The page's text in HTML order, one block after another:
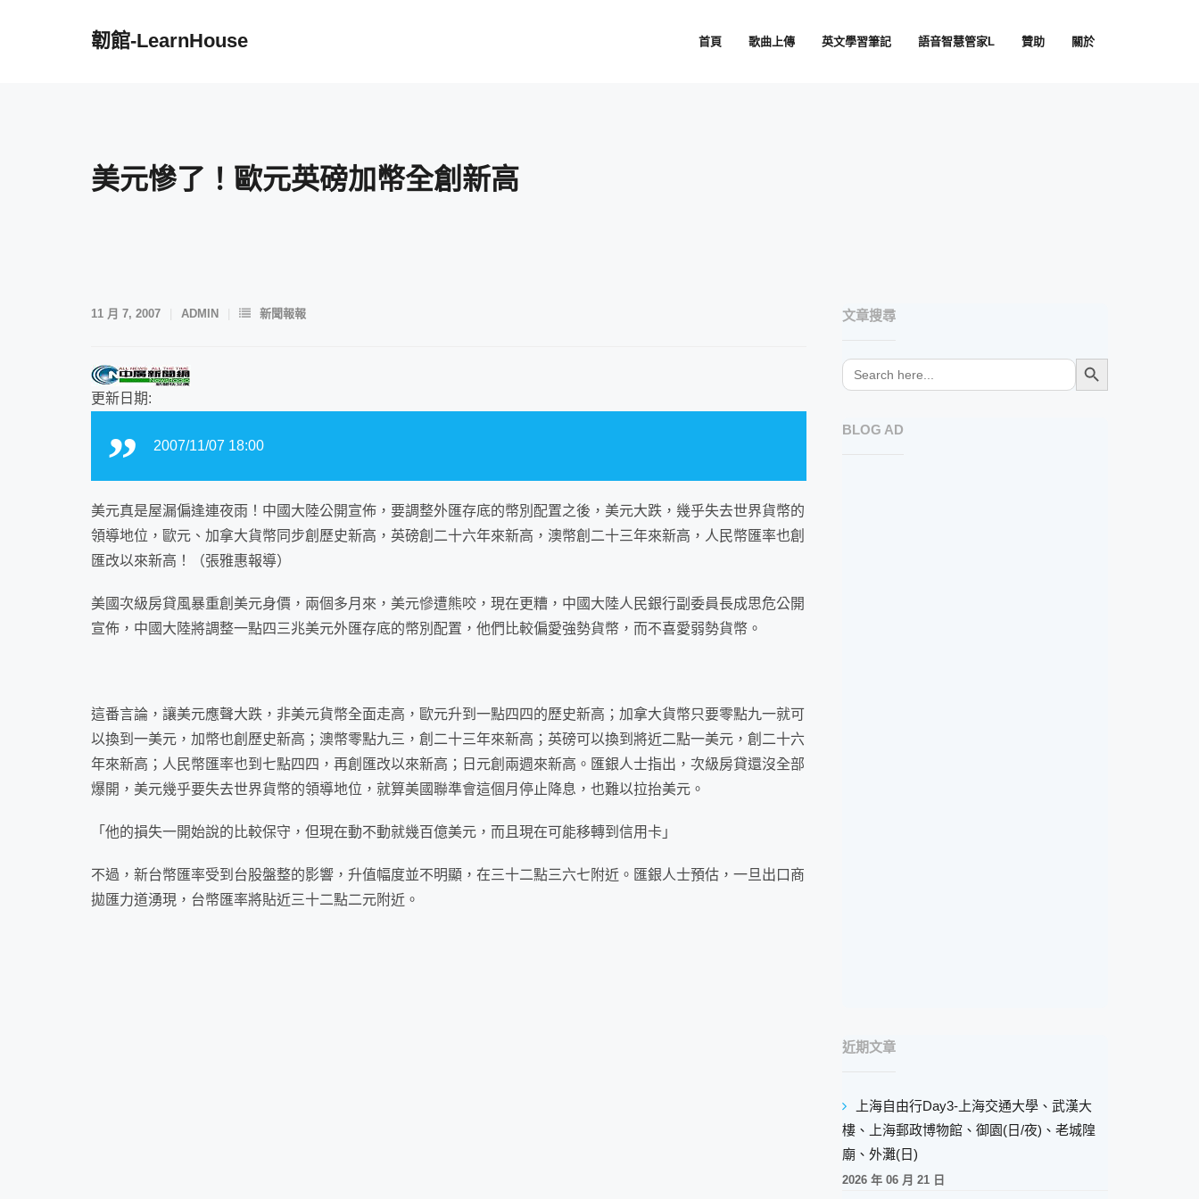
韌館-LearnHouse 首頁 歌曲上傳 英文學習筆記 語音智慧管家L 贊助 關於
美元慘了！歐元英磅加幣全創新高
11 月 7, 2007 ADMIN 新聞報報
更新日期:
2007/11/07 18:00
美元真是屋漏偏逢連夜雨！中國大陸公開宣佈，要調整外匯存底的幣別配置之後， 美元大跌，幾乎失去世界貨幣的
領導地位， 歐元 、 加拿大貨幣同步創歷史新高，英磅創二十六年來新高，澳幣創二十三年來新高，人民幣匯率也創
匯改以來新高！（張雅惠報導）
美國次級房貸風暴重創美元身價，兩個多月來，美元慘遭熊咬，現在更糟，中國大陸人民銀行副委員長成思危公開
宣佈，中國大陸將調整一點四三兆美元外匯存底的幣別配置，他們比較偏愛強勢貨幣，而不喜愛弱勢貨幣。
這番言論，讓美元應聲大跌，非美元貨幣全面走高，歐元升到一點四四的歷史新高；加拿大貨幣只要零點九一就可
以換到一美元，加幣也創歷史新高；澳幣零點九三，創二十三年來新高；英磅可以換到將近二點一美元，創二十六
年來新高； 人民幣匯率也到七點四四，再創匯改以來新高；日元創兩週來新高。匯銀人士指出， 次級房貸還沒全部
爆開，美元幾乎要失去世界貨幣的領導地位，就算美國聯準會這個月停止降息，也難以拉抬美元。
「他的損失一開始說的比較保守，但現在動不動就幾百億美元，而且現在可能移轉到 信用卡 」
不過，新台幣匯率受到 台股盤整的影響，升值幅度並不明顯，在三十二點三六七附近。匯銀人士預估，一旦出口商
拋匯力道湧現，台幣匯率將貼近三十二點二元附近。
文章搜尋
Search
for:
SEARCH BUTTON
BLOG AD
近期文章
上海自由行Day3-上海交通大學、武漢大
樓、上海郵政博物館、御園(日/夜)、老城隍
廟、外灘(日)
2026 年 06 月 21 日